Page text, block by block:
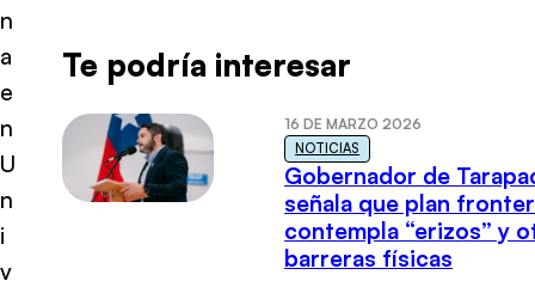
n
a
e
n
U
n
i
v
Te podría interesar
16 DE MARZO 2026
NOTICIAS
Gobernador de
señala que plan
contempla “erizos” y
barreras físicas